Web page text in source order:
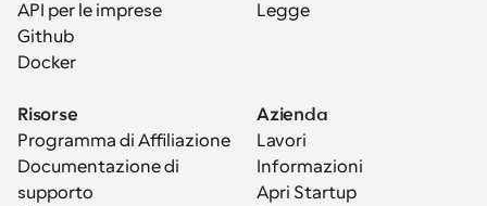
API per le imprese
Github
Docker
Legge
Risorse
Programma di Affiliazione
Documentazione di
supporto
Azienda
Lavori
Informazioni
Apri Startup